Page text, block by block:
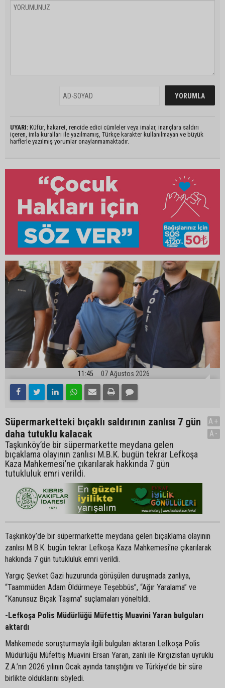
UYARI: Küfür, hakaret, rencide edici cümleler veya imalar, inançlara saldırı
içeren, imla kuralları ile yazılmamış, Türkçe karakter kullanılmayan ve büyük
harflerle yazılmış yorumlar onaylanmamaktadır.
11:45 07 Ağustos 2026
Süpermarketteki bıçaklı saldırının zanlısı 7 gün
daha tutuklu kalacak
Taşkınköy’de bir süpermarkette meydana gelen
bıçaklama olayının zanlısı M.B.K. bugün tekrar Lefkoşa
Kaza Mahkemesi’ne çıkarılarak hakkında 7 gün
tutukluluk emri verildi.
A+
A-
Taşkınköy’de bir süpermarkette meydana gelen bıçaklama olayının
zanlısı M.B.K. bugün tekrar Lefkoşa Kaza Mahkemesi’ne çıkarılarak
hakkında 7 gün tutukluluk emri verildi.
Yargıç Şevket Gazi huzurunda görüşülen duruşmada zanlıya,
“Taammüden Adam Öldürmeye Teşebbüs”, “Ağır Yaralama” ve
“Kanunsuz Bıçak Taşıma” suçlamaları yöneltildi.
-Lefkoşa Polis Müdürlüğü Müfettiş Muavini Yaran bulguları
aktardı
Mahkemede soruşturmayla ilgili bulguları aktaran Lefkoşa Polis
Müdürlüğü Müfettiş Muavini Ersan Yaran, zanlı ile Kırgızistan uyruklu
Z.A.’nın 2026 yılının Ocak ayında tanıştığını ve Türkiye’de bir süre
birlikte olduklarını söyledi.